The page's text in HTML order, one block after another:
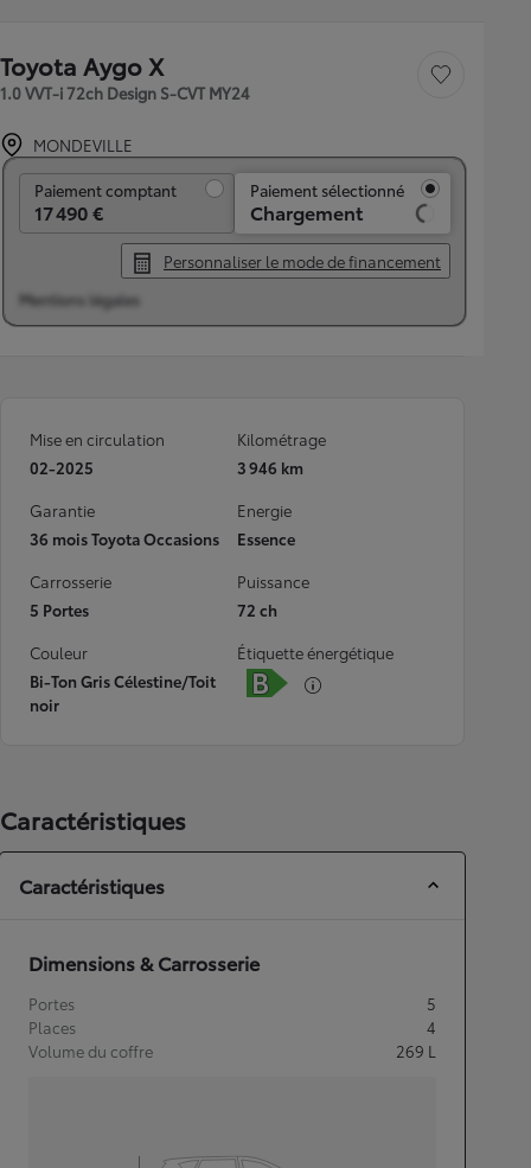
Toyota Aygo X
1.0 VVT-i 72ch Design S-CVT MY24
Sauvegarder le
MONDEVILLE
Paiement comptant
17 490 €
Paiement sélectionné
Chargement
Personnaliser le mode de financement
Mentions légales
Mise en circulation
02-2025
Kilométrage
3 946 km
Garantie
36 mois Toyota Occasions
Energie
Essence
Carrosserie
5 Portes
Puissance
72 ch
Couleur
Bi-Ton Gris Célestine/Toit
noir
Étiquette énergétique
Caractéristiques
Caractéristiques
Dimensions & Carrosserie
Portes
5
Places
4
Volume du coffre
269 L